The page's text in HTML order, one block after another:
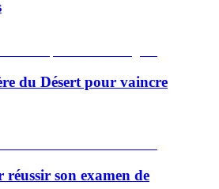
du Désert pour vaincre
réussir son examen de